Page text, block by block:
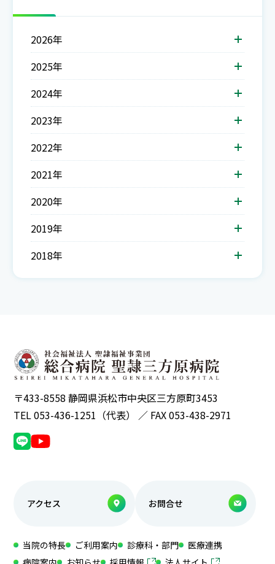
2026年
2025年
2024年
2023年
2022年
2021年
2020年
2019年
2018年
〒433-8558 静岡県浜松市中央区三方原町3453
TEL 053-436-1251（代表） ／ FAX 053-438-2971
アクセス お問合せ
当院の特長 ご利用案内 診療科・部門
医療連携